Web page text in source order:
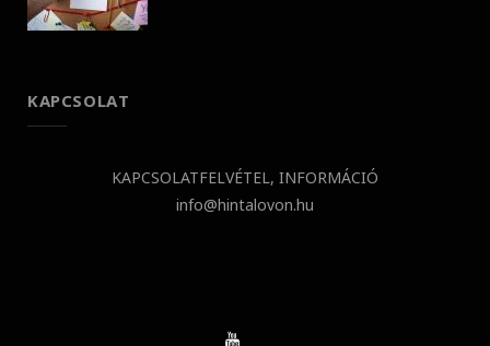
KAPCSOLAT
KAPCSOLATFELVÉTEL, INFORMÁCIÓ
info@hintalovon.hu